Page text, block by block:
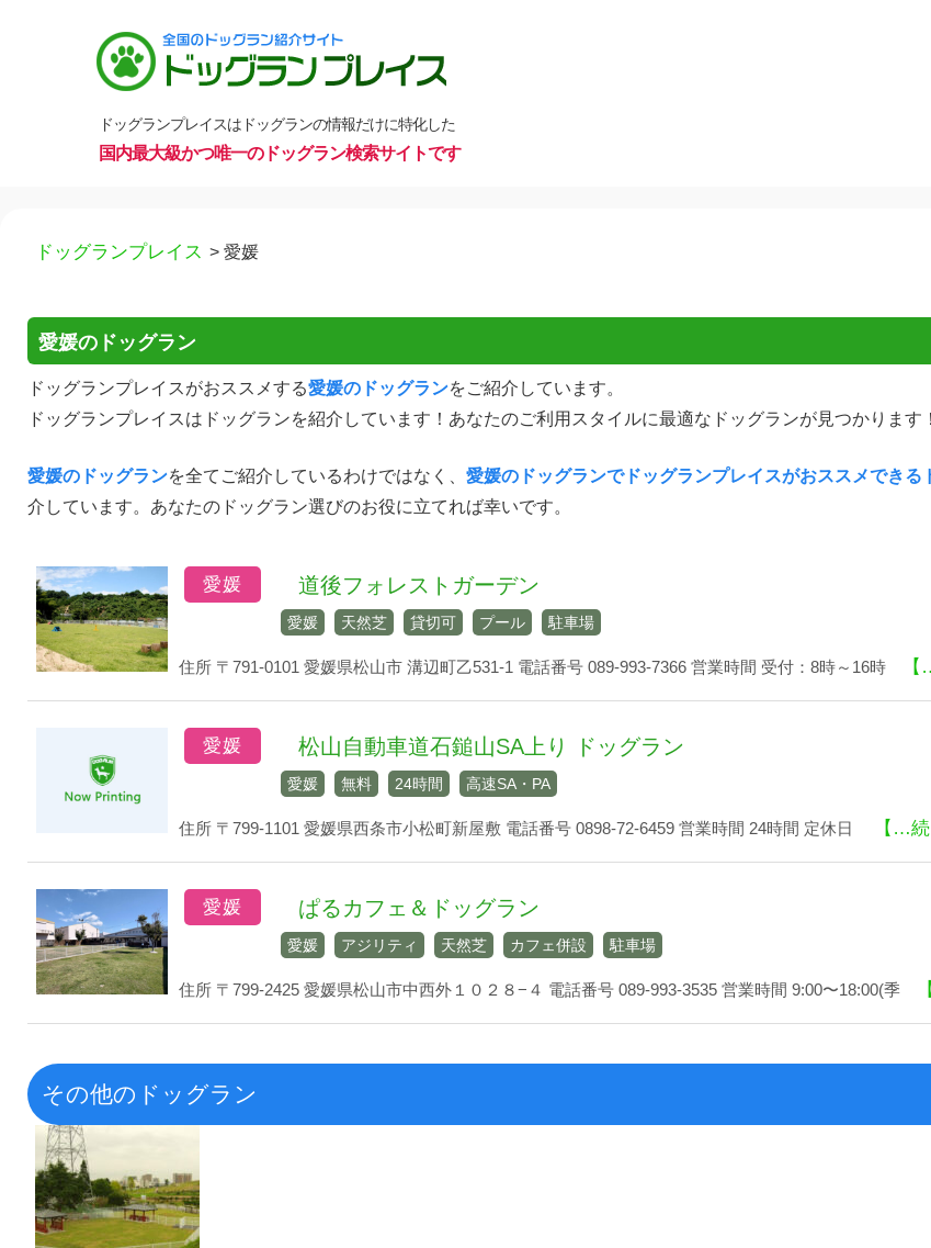
ドッグランプレイスはドッグランの情報だけに特化した
国内最大級かつ唯一のドッグラン検索サイトです
ン
ン
ツ
へ
ス
ッ
プ
ドッグランプレイス > 愛媛
愛媛のドッグラン
ドッグランプレイスがおススメする愛媛のドッグランをご紹介しています。
ドッグランプレイスはドッグランを紹介しています！あなたのご利用スタイルに最適なドッグランが見つかります！
愛媛のドッグランを全てご紹介しているわけではなく、 愛媛のドッグランでドッグランプレイスがおススメできる
介しています。あなたのドッグラン選びのお役に立てれば幸いです。
愛媛 道後フォレストガーデン
愛媛 天然芝 貸切可 プール 駐車場
住所 〒791-0101 愛媛県松⼭市 溝辺町⼄531-1 電話番号 089-993-7366 営業時間 受付：8時～16時
愛媛 松山自動車道石鎚山SA上り ドッグラン
愛媛 無料 24時間 高速SA・PA
住所 〒799-1101 愛媛県西条市小松町新屋敷 電話番号 0898-72-6459 営業時間 24時間 定休日 【…
愛媛 ぱるカフェ＆ドッグラン
愛媛 アジリティ 天然芝 カフェ併設 駐車場
住所 〒799-2425 愛媛県松山市中西外１０２８−４ 電話番号 089-993-3535 営業時間 9:00〜18:00(季
その他のドッグラン